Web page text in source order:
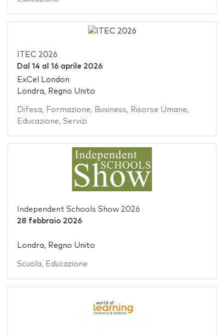
ITEC 2026
Dal 14 al 16 aprile 2026
ExCel London
Londra, Regno Unito
Difesa, Formazione, Business, Risorse Umane,
Educazione, Servizi
Independent Schools Show 2026
28 febbraio 2026
Londra, Regno Unito
Scuola, Educazione